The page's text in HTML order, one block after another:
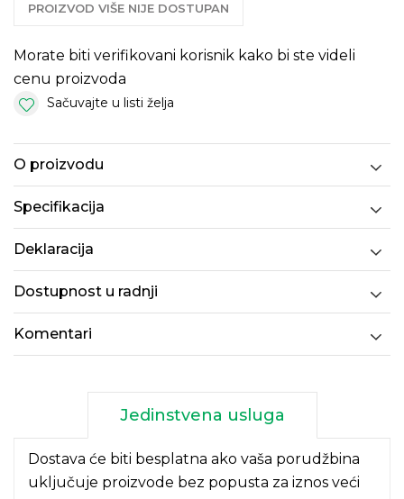
PROIZVOD VIŠE NIJE DOSTUPAN
Morate biti verifikovani korisnik kako bi ste videli
cenu proizvoda
Sačuvajte u listi želja
O proizvodu
Specifikacija
Deklaracija
Dostupnost u radnji
Komentari
Jedinstvena usluga
Dostava će biti besplatna ako vaša porudžbina
uključuje proizvode bez popusta za iznos veći